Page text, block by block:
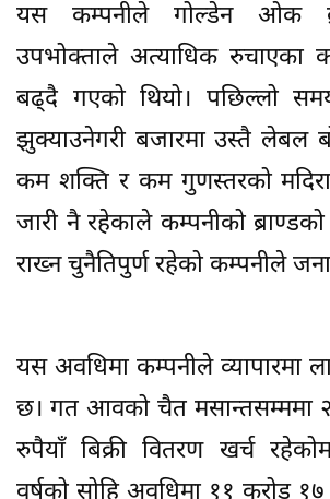
यस कम्पनीले गोल्डेन ओक
उपभोक्ताले अत्याधिक रुचाएका
बढ्दै गएको थियो। पछिल्लो
झुक्याउनेगरी बजारमा उस्तै लेबल
कम शक्ति र कम गुणस्तरको मदिरा
जारी नै रहेकाले कम्पनीको
राख्न चुनैतिपुर्ण रहेको कम्पनीले
यस अवधिमा कम्पनीले व्यापारमा
छ। गत आवको चैत मसान्तसम्ममा
रुपैयाँ बिक्री वितरण खर्च